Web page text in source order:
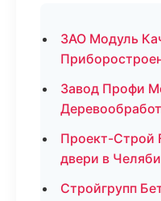
ЗАО Модуль
Завод Профи
Проект-Строй
двери в
Стройгрупп